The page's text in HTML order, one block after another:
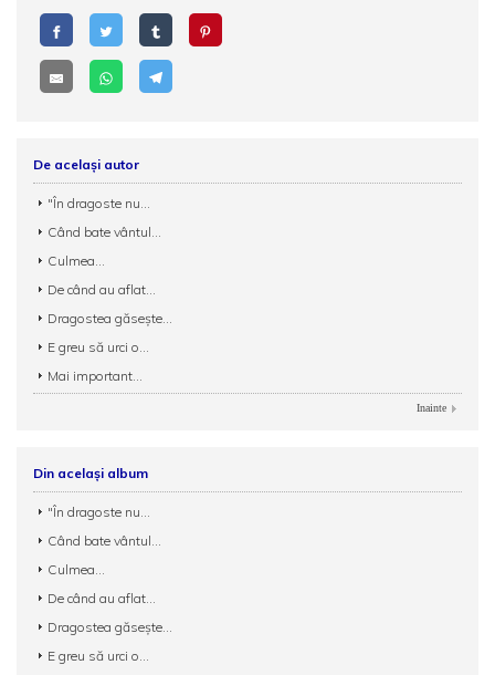
De același autor
"În dragoste nu...
Când bate vântul...
Culmea...
De când au aflat...
Dragostea găseşte...
E greu să urci o...
Mai important...
Inainte
Din același album
"În dragoste nu...
Când bate vântul...
Culmea...
De când au aflat...
Dragostea găseşte...
E greu să urci o...